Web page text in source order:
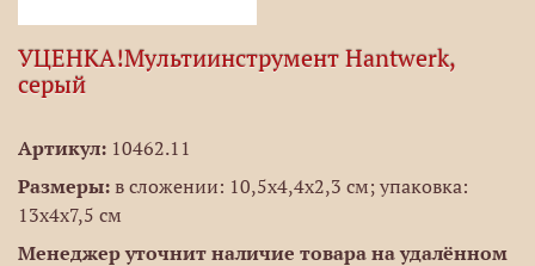
УЦЕНКА!Мультиинструмент Hantwerk,
серый
Артикул: 10462.11
Размеры: в сложении: 10,5х4,4х2,3 см; упаковка:
13х4х7,5 см
Менеджер уточнит наличие товара на удалённом